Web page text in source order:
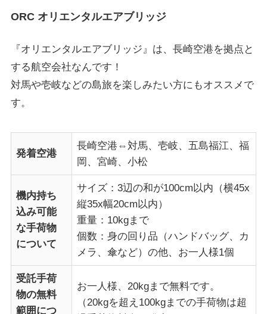
ORC オリエンタルエアブリッジ
『オリエンタルエアブリッジ』は、長崎空港を拠点と
する航空会社なんです！
対馬や壱岐などの島旅を楽しみたい方にもオススメで
す。
発着空港
長崎空港⇔対馬、壱岐、五島福江、福
岡、宮崎、小松
機内持ち
込み可能
な手荷物
について
サイズ：3辺の和が100cm以内（横45x
縦35x幅20cm以内）
重量：10kgまで
個数：身の回り品（ハンドバッグ、カ
メラ、傘など）の他、お一人様1個
受託手荷
物の無料
範囲につ
お一人様、20kgまで無料です。
（20kgを超え100kgまでの手荷物は超